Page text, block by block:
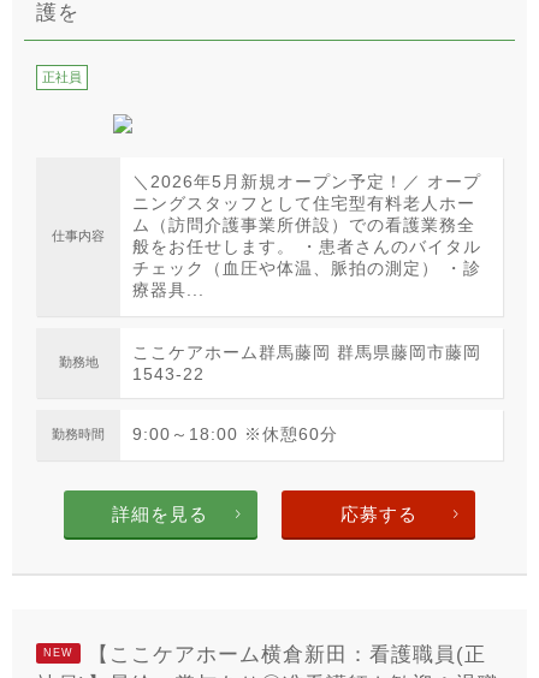
護を
正社員
仕事内容
＼2026年5月新規オープン予定！／ オープ
ニングスタッフとして住宅型有料老人ホー
ム（訪問介護事業所併設）での看護業務全
般をお任せします。 ・患者さんのバイタル
チェック（血圧や体温、脈拍の測定） ・診
療器具...
勤務地
ここケアホーム群馬藤岡 群馬県藤岡市藤岡
1543-22
勤務時間 9:00～18:00 ※休憩60分
詳細を見る 応募する
NEW
【ここケアホーム横倉新田：看護職員(正